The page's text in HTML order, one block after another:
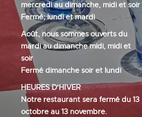
mercredi au dimanche, midi et soir
Fermé; lundi et mardi
Août, nous sommes ouverts du
mardi au dimanche midi, midi et
soir
Fermé dimanche soir et lundi
HEURES D'HIVER
Notre restaurant sera fermé du 13
octobre au 13 novembre.